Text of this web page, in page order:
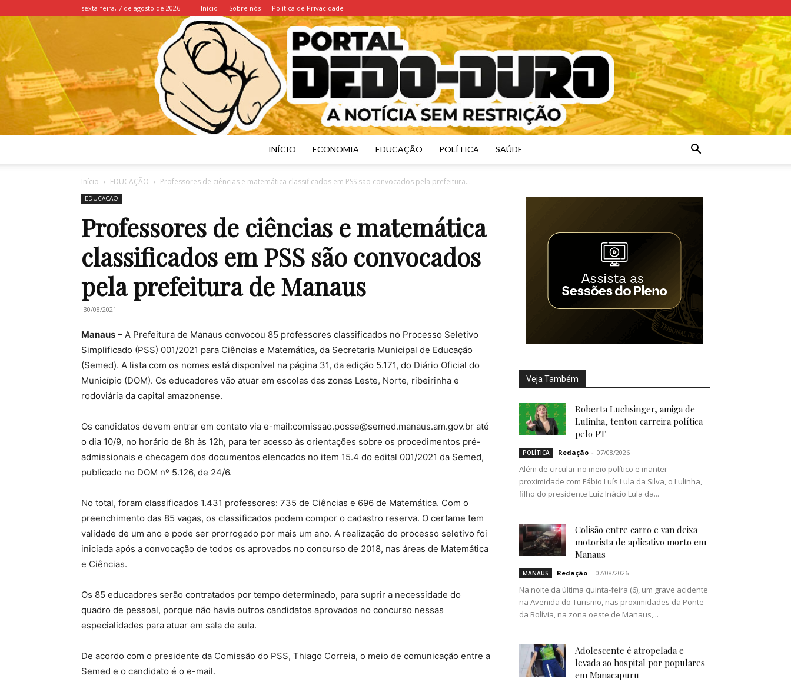
sexta-feira, 7 de agosto de 2026 Início Sobre nós Política de Privacidade
INÍCIO ECONOMIA EDUCAÇÃO POLÍTICA SAÚDE
Início EDUCAÇÃO Professores de ciências e matemática classificados em PSS são convocados pela prefeitura...
EDUCAÇÃO
Professores de ciências e matemática
classificados em PSS são convocados
pela prefeitura de Manaus
30/08/2021
Manaus – A Prefeitura de Manaus convocou 85 professores classificados no Processo Seletivo
Simplificado (PSS) 001/2021 para Ciências e Matemática, da Secretaria Municipal de Educação
(Semed). A lista com os nomes está disponível na página 31, da edição 5.171, do Diário Oficial do
Município (DOM). Os educadores vão atuar em escolas das zonas Leste, Norte, ribeirinha e
rodoviária da capital amazonense.
Os candidatos devem entrar em contato via e-mail:comissao.posse@semed.manaus.am.gov.br até
o dia 10/9, no horário de 8h às 12h, para ter acesso às orientações sobre os procedimentos pré-
admissionais e checagem dos documentos elencados no item 15.4 do edital 001/2021 da Semed,
publicado no DOM nº 5.126, de 24/6.
No total, foram classificados 1.431 professores: 735 de Ciências e 696 de Matemática. Com o
preenchimento das 85 vagas, os classificados podem compor o cadastro reserva. O certame tem
validade de um ano e pode ser prorrogado por mais um ano. A realização do processo seletivo foi
iniciada após a convocação de todos os aprovados no concurso de 2018, nas áreas de Matemática
e Ciências.
Os 85 educadores serão contratados por tempo determinado, para suprir a necessidade do
quadro de pessoal, porque não havia outros candidatos aprovados no concurso nessas
especialidades para atuar em sala de aula.
De acordo com o presidente da Comissão do PSS, Thiago Correia, o meio de comunicação entre a
Semed e o candidato é o e-mail.
Veja Também
Roberta Luchsinger, amiga de
Lulinha, tentou carreira política
pelo PT
POLÍTICA Redação - 07/08/2026
Além de circular no meio político e manter
proximidade com Fábio Luís Lula da Silva, o Lulinha,
filho do presidente Luiz Inácio Lula da...
Colisão entre carro e van deixa
motorista de aplicativo morto em
Manaus
MANAUS Redação - 07/08/2026
Na noite da última quinta-feira (6), um grave acidente
na Avenida do Turismo, nas proximidades da Ponte
da Bolívia, na zona oeste de Manaus,...
Adolescente é atropelada e
levada ao hospital por populares
em Manacapuru